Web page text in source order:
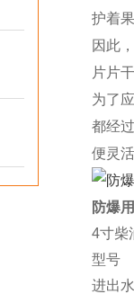
护着
因此
片片
为了
都经
便灵
防爆
4寸柴
型号
进出